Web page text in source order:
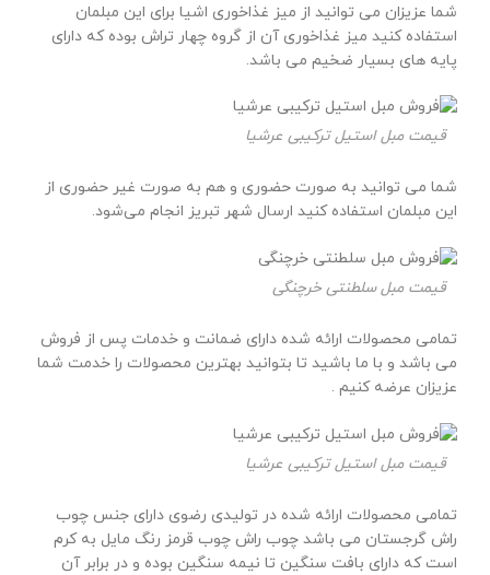
شما عزیزان می توانید از میز غذاخوری اشیا برای این مبلمان
استفاده کنید میز غذاخوری آن از گروه چهار تراش بوده که دارای
پایه های بسیار ضخیم می باشد.
قیمت مبل استیل ترکیبی عرشیا
شما می توانید به صورت حضوری و هم به صورت غیر حضوری از
این مبلمان استفاده کنید ارسال شهر تبریز انجام می‌شود.
قیمت مبل سلطنتی خرچنگی
تمامی محصولات ارائه شده دارای ضمانت و خدمات پس از فروش
می باشد و با ما باشید تا بتوانید بهترین محصولات را خدمت شما
عزیزان عرضه کنیم .
قیمت مبل استیل ترکیبی عرشیا
تمامی محصولات ارائه شده در تولیدی رضوی دارای جنس چوب
راش گرجستان می باشد چوب راش چوب قرمز رنگ مایل به کرم
است که دارای بافت سنگین تا نیمه سنگین بوده و در برابر آن